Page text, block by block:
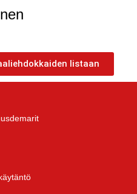
listaan